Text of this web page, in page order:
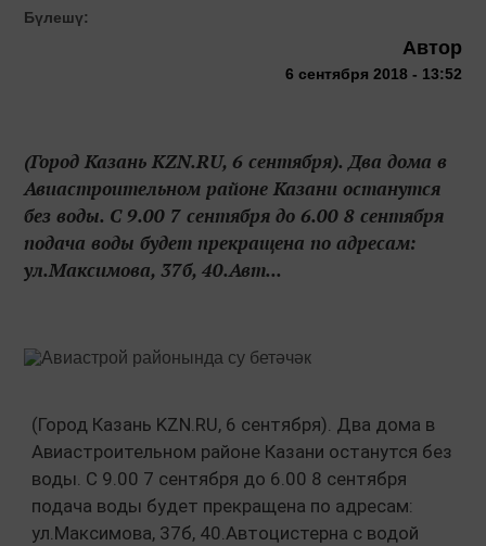
Бүлешү:
Автор
6 сентября 2018 - 13:52
(Город Казань KZN.RU, 6 сентября). Два дома в
Авиастроительном районе Казани останутся
без воды. С 9.00 7 сентября до 6.00 8 сентября
подача воды будет прекращена по адресам:
ул.Максимова, 37б, 40.Авт...
(Город Казань KZN.RU, 6 сентября). Два дома в
Авиастроительном районе Казани останутся без
воды. С 9.00 7 сентября до 6.00 8 сентября
подача воды будет прекращена по адресам:
ул.Максимова, 37б, 40.Автоцистерна с водой